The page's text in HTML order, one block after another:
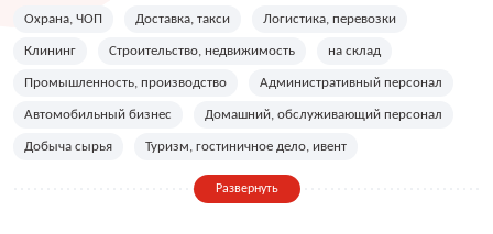
Охрана, ЧОП Доставка, такси Логистика, перевозки
Клининг Строительство, недвижимость на склад
Промышленность, производство Административный персонал
Автомобильный бизнес Домашний, обслуживающий персонал
Добыча сырья Туризм, гостиничное дело, ивент
Дизайн, искусство, ивент
Развернуть